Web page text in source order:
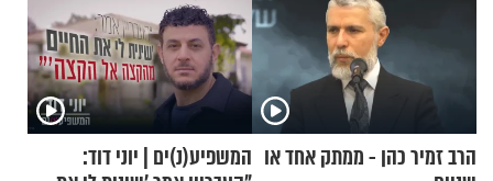
הרב זמיר כהן - ממתק אחד או המשפיע(נ)ים | יוני דוד: